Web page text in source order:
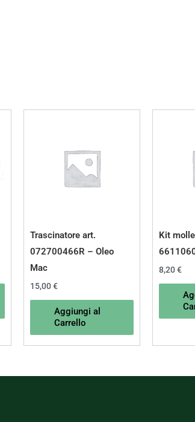
Trascinatore art.
072700466R – Oleo
Mac
15,00€
Aggiungi al
Carrello
Kit
8,20€